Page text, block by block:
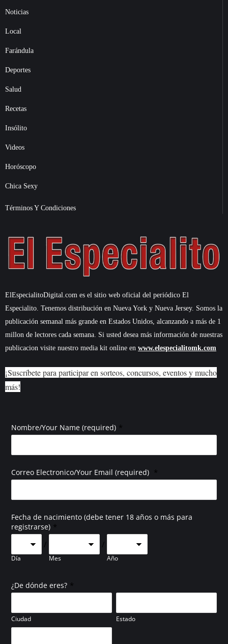
Noticias
Local
Farándula
Deportes
Salud
Recetas
Insólito
Videos
Horóscopo
Chica Sexy
Términos Y Condiciones
ElEspecialitoDigital.com es el sitio web oficial del periódico El
Especialito. Tenemos distribución en Nueva York y Nueva Jersey. Somos la
publicación semanal más grande en Estados Unidos, alcanzando a más de 1
millon de lectores cada semana. Si usted desea más información de nuestras
publicacion visite nuestro media kit online en www.elespecialitomk.com
¡Suscríbete para participar en sorteos, concursos, eventos y mucho
más!
Nombre/Your Name (required) *
Correo Electronico/Your Email (required) *
Fecha de nacimiento (debe tener 18 años o más para
registrarse) *
Día
/
Mes
/
Año
¿De dónde eres? *
Ciudad Estado